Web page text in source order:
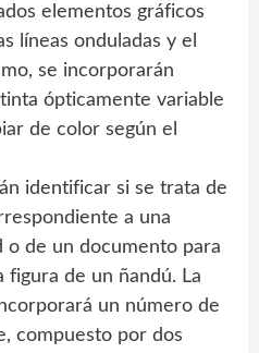
elementos gráficos
líneas onduladas y el
se incorporarán
ópticamente variable
de color según el
identificar si se trata de
a una
o de un documento para
figura de un ñandú. La
un número de
compuesto por dos